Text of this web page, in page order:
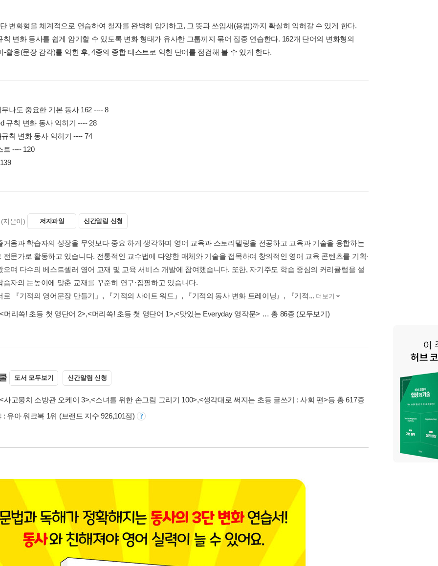
변화형을 체계적으로 연습하여 철자를 완벽히 암기하고, 그 뜻과 쓰임새(용법)까지 확실히 익혀갈 수 있게 한다.
칙 변화 동사를 쉽게 암기할 수 있도록 변화 형태가 유사한 그룹끼지 묶어 집중 연습한다. 162개 단어의 변화형의
-활용(문장 감각)를 익힌 후, 4종의 종합 테스트로 익힌 단어를 점검해 볼 수 있게 한다.
무나도 중요한 기본 동사 162 ---- 8
규칙 변화 동사 익히기 ---- 28
규칙 변화 동사 익히기 ---- 74
트 ---- 120
(지은이) 저자파일 신간알림 신청
거움과 학습자의 성장을 무엇보다 중요 하게 생각하며 영어 교육과 스토리텔링을 전공하고 교육과 기술을 융합하는
전문가로 활동하고 있습니다. 전통적인 교수법에 다양한 매체와 기술을 접목하여 창의적인 영어 교육 콘텐츠를 기획·
으며 다수의 베스트셀러 영어 교재 및 교육 서비스 개발에 참여했습니다. 또한, 자기주도 학습 중심의 커리큘럼을 설
습자의 눈높이에 맞춘 교재를 꾸준히 연구·집필하고 있습니다.
로 『기적의 영어문장 만들기』, 『기적의 사이트 워드』, 『기적의 동사 변화 트레이닝』, 『기적... 더보기
<머리쏙! 초등 첫 영단어 2>,<머리쏙! 초등 첫 영단어 1>,<맛있는 Everyday 영작문> … 총 86종 (모두보기)
도서 모두보기 신간알림 신청
<사고뭉치 소방관 오케이 3>,<소녀를 위한 손그림 그리기 100>,<생각대로 써지는 초등 글쓰기 : 사회 편>등 총 617종
: 유아 워크북 1위 (브랜드 지수 926,101점)